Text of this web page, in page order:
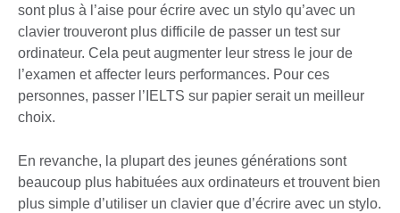
sont plus à l’aise pour écrire avec un stylo qu’avec un
clavier trouveront plus difficile de passer un test sur
ordinateur. Cela peut augmenter leur stress le jour de
l’examen et affecter leurs performances. Pour ces
personnes, passer l’IELTS sur papier serait un meilleur
choix.
En revanche, la plupart des jeunes générations sont
beaucoup plus habituées aux ordinateurs et trouvent bien
plus simple d’utiliser un clavier que d’écrire avec un stylo.